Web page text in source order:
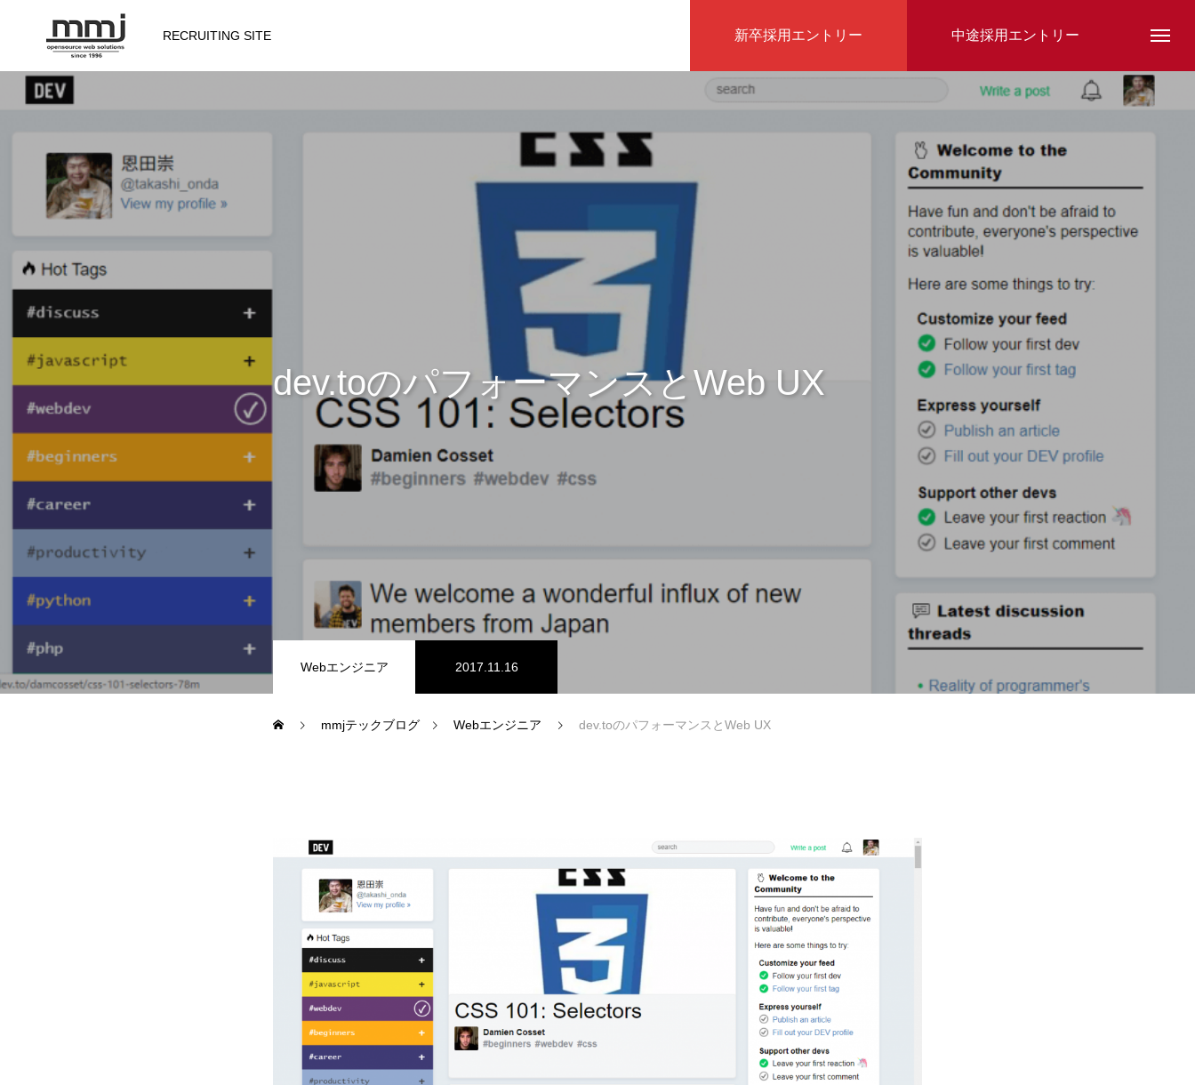
RECRUITING SITE 新卒採用エントリー 中途採用エントリー
会社を知る
インタビュー スタッフ紹介
不動産システム開発 デザイナーの1週間
フロントエンドエンジニア 【業務委託】Webデザイナー
Webディレクター
mmjコーポレートサイト
個人情報取扱い方針
dev.toのパフォーマンスとWeb UX
Webエンジニア 2017.11.16
mmjテックブログ Webエンジニア dev.toのパフォーマンスとWeb UX